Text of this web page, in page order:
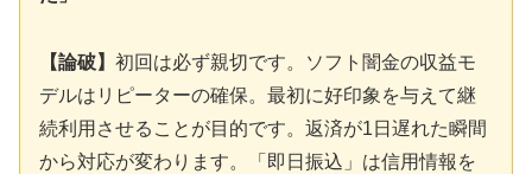
【論破】 初回は必ず親切です。ソフト闇金の収益モ
デルはリピーターの確保。最初に好印象を与えて継
続利用させることが目的です。返済が1日遅れた瞬間
から対応が変わります。「即日振込」は信用情報を